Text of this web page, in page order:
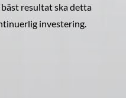
resultat ska detta
investering.